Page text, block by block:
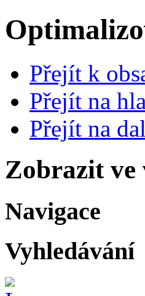
Přejít k
Přejít na
Přejít na
Zobrazit ve
Navigace
Vyhledávání